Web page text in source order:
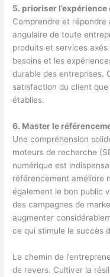
5. prioriser l’expérience
Comprendre et répondre
angulaire de toute
produits et services
besoins et les
durable des entreprises.
satisfaction du client
établies.
6. Master le
Une compréhension
moteurs de recherche
numérique est
référencement améliore
également le bon public
des campagnes de
augmenter
ce qui stimule le succès
Le chemin de
de revers. Cultiver la